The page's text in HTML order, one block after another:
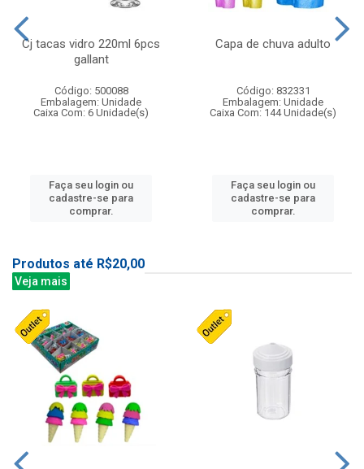
Cj tacas vidro 220ml 6pcs
gallant
Código: 500088
Embalagem: Unidade
Caixa Com: 6 Unidade(s)
Faça seu login ou
cadastre-se para
comprar.
Capa de chuva adulto
Código: 832331
Embalagem: Unidade
Caixa Com: 144 Unidade(s)
Faça seu login ou
cadastre-se para
comprar.
Produtos até R$20,00
Veja mais